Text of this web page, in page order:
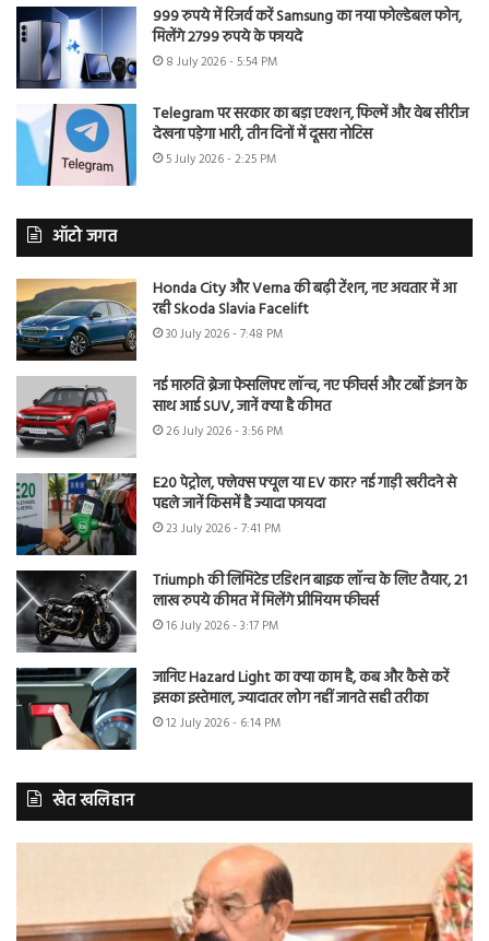
999 रुपये में रिजर्व करें Samsung का नया फोल्डेबल फोन,
मिलेंगे 2799 रुपये के फायदे
8 July 2026 - 5:54 PM
Telegram पर सरकार का बड़ा एक्शन, फिल्में और वेब सीरीज
देखना पड़ेगा भारी, तीन दिनों में दूसरा नोटिस
5 July 2026 - 2:25 PM
ऑटो जगत
Honda City और Verna की बढ़ी टेंशन, नए अवतार में आ
रही Skoda Slavia Facelift
30 July 2026 - 7:48 PM
नई मारुति ब्रेजा फेसलिफ्ट लॉन्च, नए फीचर्स और टर्बो इंजन के
साथ आई SUV, जानें क्या है कीमत
26 July 2026 - 3:56 PM
E20 पेट्रोल, फ्लेक्स फ्यूल या EV कार? नई गाड़ी खरीदने से
पहले जानें किसमें है ज्यादा फायदा
23 July 2026 - 7:41 PM
Triumph की लिमिटेड एडिशन बाइक लॉन्च के लिए तैयार, 21
लाख रुपये कीमत में मिलेंगे प्रीमियम फीचर्स
16 July 2026 - 3:17 PM
जानिए Hazard Light का क्या काम है, कब और कैसे करें
इसका इस्तेमाल, ज्यादातर लोग नहीं जानते सही तरीका
12 July 2026 - 6:14 PM
खेत खलिहान